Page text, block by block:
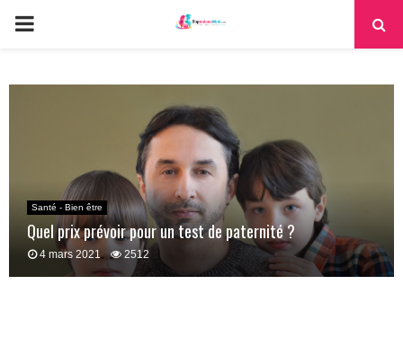
PRIMARY
Santé - Bien être
Quel prix prévoir pour un test de paternité ?
4 mars 2021 2512